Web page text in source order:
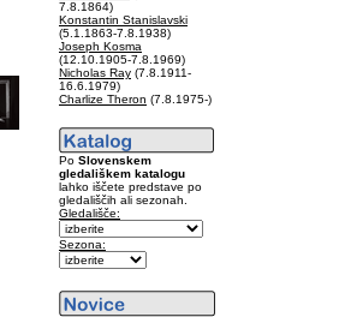
7.8.1864)
Konstantin Stanislavski
(5.1.1863-7.8.1938)
Joseph Kosma
(12.10.1905-7.8.1969)
Nicholas Ray (7.8.1911-
16.6.1979)
Charlize Theron (7.8.1975-)
Po Slovenskem
gledališkem katalogu
lahko iščete predstave po
gledališčih ali sezonah.
Gledališče:
Sezona: